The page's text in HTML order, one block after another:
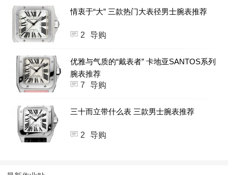
情衷于“大” 三款热门大表径男士腕表推荐
2 导购
优雅与气质的“戴表者” 卡地亚SANTOS系列
腕表推荐
7
导购
三十而立带什么表 三款男士腕表推荐
2 导购